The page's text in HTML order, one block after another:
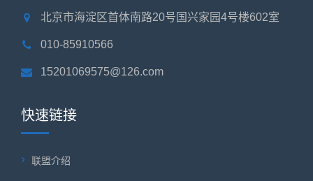
北京市海淀区首体南路20号国兴家园4号楼602室
010-85910566
15201069575@126.com
快速链接
联盟介绍